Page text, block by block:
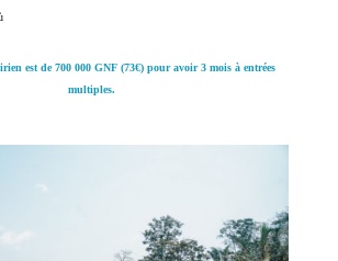
est de 700 000 GNF (73€) pour avoir 3 mois à entrées
multiples.